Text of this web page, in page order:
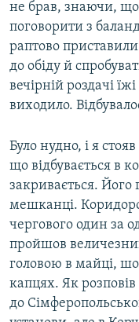
не брав, знаючи,
поговорити з
раптово
до обіду й
вечірній роздачі
виходило.
Було нудно, і я
що відбувається в
закривається. Його
мешканці.
чергового один за
пройшов
головою в майці,
капцях. Як
до